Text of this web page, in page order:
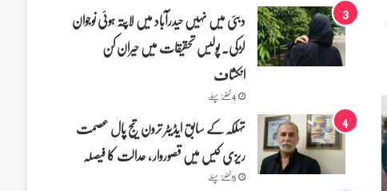
دبئی میں نہیں حیدرآباد میں لاپتہ ہوئی نوجوان
لڑکی۔ پولیس تحقیقات میں حیران کن
انکشاف
4 گھنٹے پہلے
تہلکہ کے سابق ایڈیٹر ترون تیج پال عصمت
ریزی کیس میں قصوروار ، عدالت کا فیصلہ
5 گھنٹے پہلے